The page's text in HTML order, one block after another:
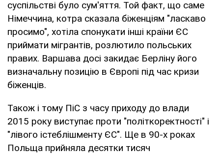
суспільстві було сум'яття. Той факт, що саме
Німеччина, котра сказала біженціям "ласкаво
просимо", хотіла спонукати інші країни ЄС
приймати мігрантів, розлютило польських
правих. Варшава досі закидає Берліну його
визначальну позицію в Європі під час кризи
біженців.
Також і тому ПіС з часу приходу до влади
2015 року виступає проти "політкоректності" і
"лівого істеблішменту ЄС". Ще в 90-х роках
Польща прийняла десятки тисяч